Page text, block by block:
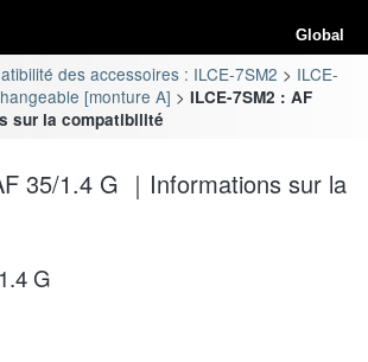
Global
des accessoires : ILCE-7SM2
ILCE-
[monture A]
ILCE-7SM2 : AF
sur la compatibilité
35/1.4 G ｜Informations sur la
G